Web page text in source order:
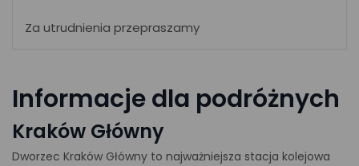
Za utrudnienia przepraszamy
Informacje dla podróżnych
Kraków Główny
Dworzec Kraków Główny to najważniejsza stacja kolejowa